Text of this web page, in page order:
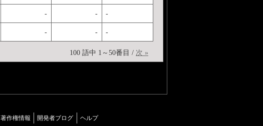
- - -
- - -
100 語中 1～50番目 / 次 »
著作権情報 開発者ブログ ヘルプ